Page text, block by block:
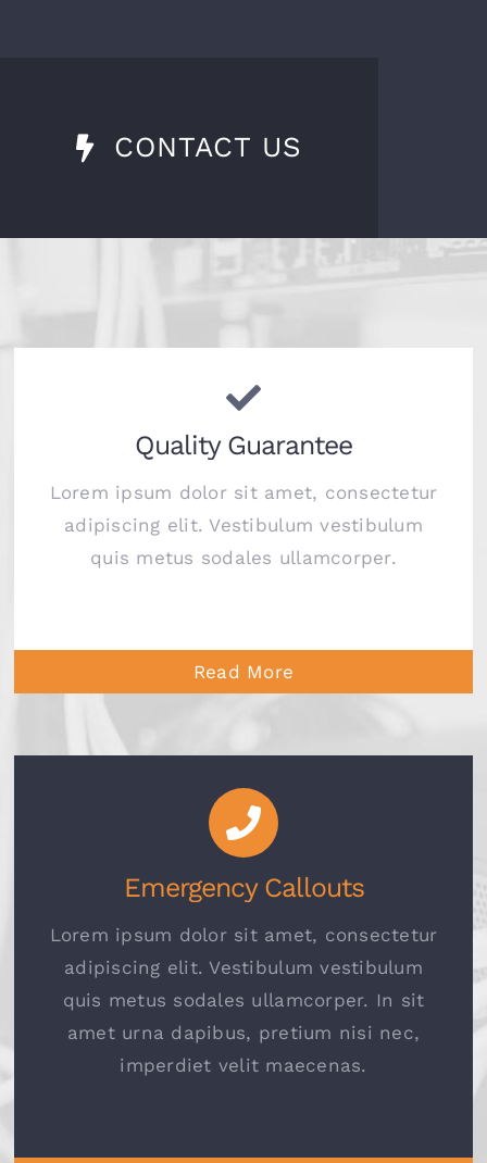
CONTACT US
Quality Guarantee
Lorem ipsum dolor sit amet, consectetur
adipiscing elit. Vestibulum vestibulum
quis metus sodales ullamcorper.
Read More
Emergency Callouts
Lorem ipsum dolor sit amet, consectetur
adipiscing elit. Vestibulum vestibulum
quis metus sodales ullamcorper. In sit
amet urna dapibus, pretium nisi nec,
imperdiet velit maecenas.